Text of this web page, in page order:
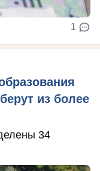
1
из более
34